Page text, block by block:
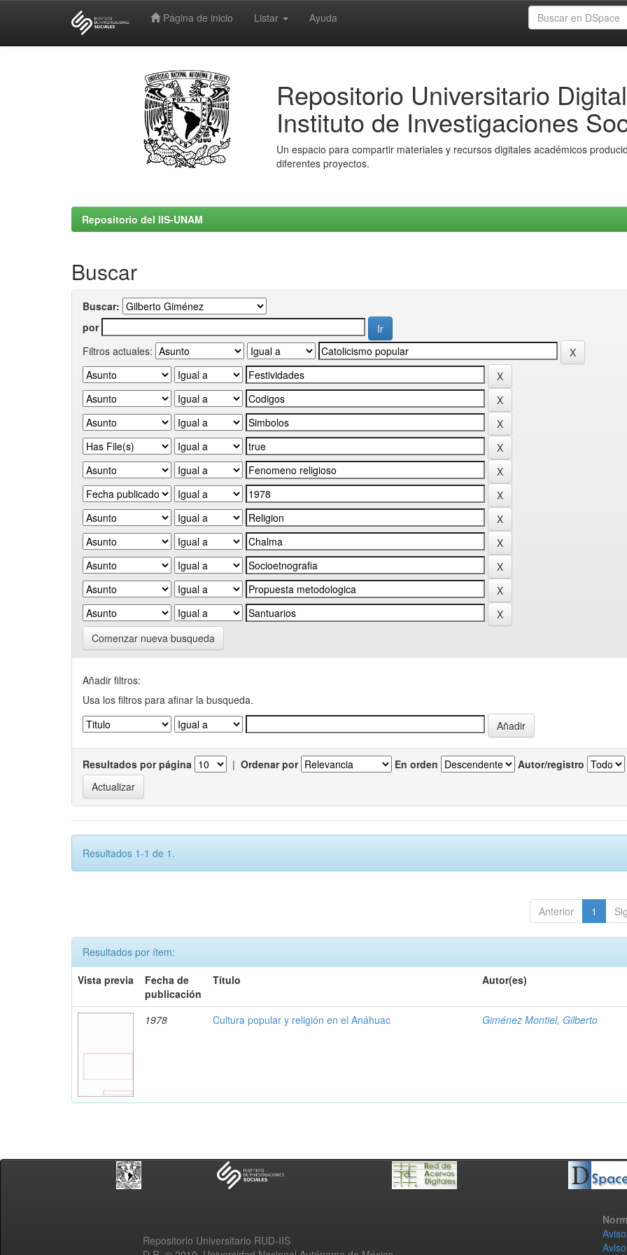
Página de inicio Listar Ayuda
Repositorio Universitario Digital
Instituto de Investigaciones
Un espacio para compartir materiales y recursos digitales académicos
diferentes proyectos.
Repositorio del IIS-UNAM
Buscar
Buscar:
por
Filtros actuales:
Comenzar nueva busqueda
Añadir filtros:
Usa los filtros para afinar la busqueda.
Resultados por página | Ordenar por En orden Autor/registro
Resultados 1-1 de 1.
Anterior 1
Resultados por ítem:
Vista previa
Fecha de
publicación
Título Autor(es)
1978 Cultura popular y religión en el Anáhuac Giménez Montiel, Gilberto
Repositorio Universitario RUD-IIS